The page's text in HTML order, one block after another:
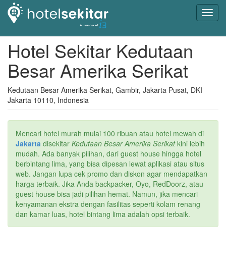
Hotel Sekitar Kedutaan
Besar Amerika Serikat
Kedutaan Besar Amerika Serikat, Gambir, Jakarta Pusat, DKI
Jakarta 10110, Indonesia
Mencari hotel murah mulai 100 ribuan atau hotel mewah di
Jakarta disekitar Kedutaan Besar Amerika Serikatkini lebih
mudah. Ada banyak pilihan, dari guest house hingga hotel
berbintang lima, yang bisa dipesan lewat aplikasi atau situs
web. Jangan lupa cek promo dan diskon agar mendapatkan
harga terbaik. Jika Anda backpacker, Oyo, RedDoorz, atau
guest house bisa jadi pilihan hemat. Namun, jika mencari
kenyamanan ekstra dengan fasilitas seperti kolam renang
dan kamar luas, hotel bintang lima adalah opsi terbaik.